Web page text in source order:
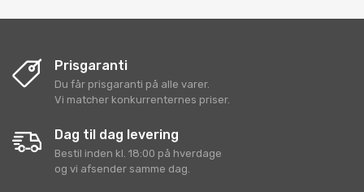
Prisgaranti
Du får prisgaranti på alle varer.
Vi matcher konkurrenternes priser.
Dag til dag levering
Bestil inden kl. 18:00 på hverdage
og vi afsender samme dag.